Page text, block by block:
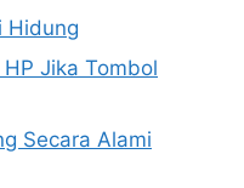
Hidung
Jika Tombol
Secara Alami